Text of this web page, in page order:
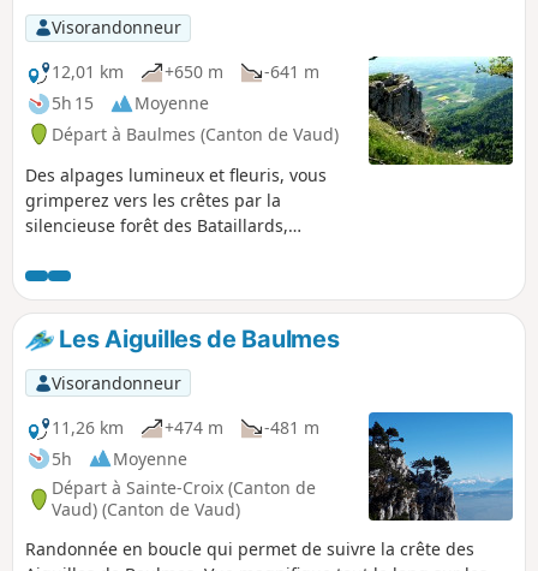
Visorandonneur
12,01 km
+650 m
-641 m
5h 15
Moyenne
Départ à Baulmes (Canton de Vaud)
Des alpages lumineux et fleuris, vous
grimperez vers les crêtes par la
silencieuse forêt des Bataillards,
abruptes, première pente du Jura,
découpées en aiguilles qui vous
offriront des vues sur les Alpes, le Mont
Blanc, le Léman et le lac de Neuchâtel.
De l’autre côté, le panorama s’étend de
La Dôle jusqu’au Chasseral, en passant
par le Suchet et la Dent de Vaulion.
Les Aiguilles de Baulmes
Visorandonneur
11,26 km
+474 m
-481 m
5h
Moyenne
Départ à Sainte-Croix (Canton de
Vaud) (Canton de Vaud)
Randonnée en boucle qui permet de suivre la crête des